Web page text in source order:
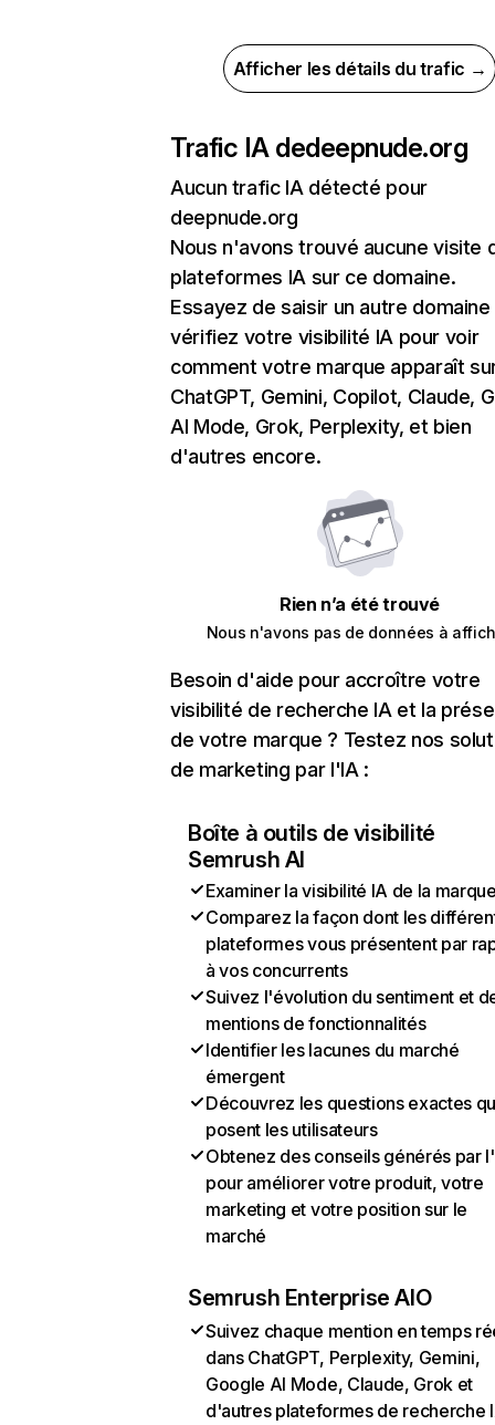
Afficher les détails du trafic →
Trafic IA dedeepnude.org
Aucun trafic IA détecté pour
deepnude.org
Nous n'avons trouvé aucune visite
plateformes IA sur ce domaine.
Essayez de saisir un autre domaine
vérifiez votre visibilité IA pour voir
comment votre marque apparaît
ChatGPT, Gemini, Copilot, Claude,
AI Mode, Grok, Perplexity, et bien
d'autres encore.
Rien n’a été trouvé
Nous n'avons pas de données à
Besoin d'aide pour accroître votre
visibilité de recherche IA et la
de votre marque ? Testez nos
de marketing par l'IA :
Boîte à outils de visibilité
Semrush AI
Examiner la visibilité IA de la
Comparez la façon dont les
plateformes vous présentent par
à vos concurrents
Suivez l'évolution du sentiment et
mentions de fonctionnalités
Identifier les lacunes du marché
émergent
Découvrez les questions exactes
posent les utilisateurs
Obtenez des conseils générés par
pour améliorer votre produit, votre
marketing et votre position sur le
marché
Semrush Enterprise AIO
Suivez chaque mention en temps
dans ChatGPT, Perplexity, Gemini,
Google AI Mode, Claude, Grok et
d'autres plateformes de recherche